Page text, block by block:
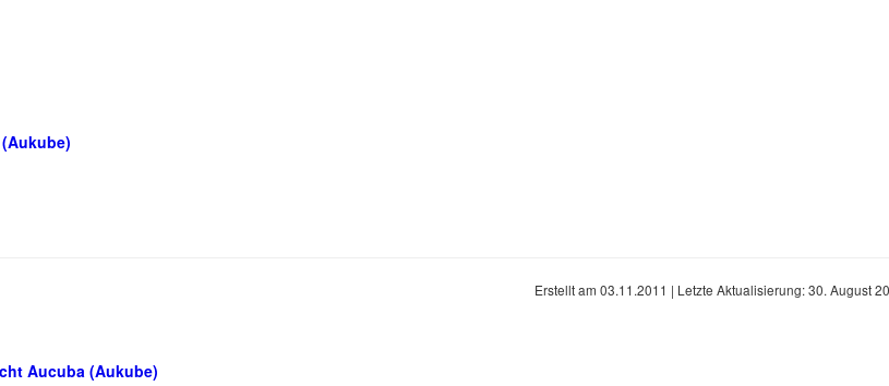
Erstellt am 03.11.2011 | Letzte Aktualisierung:30. August
Aucuba (Aukube)